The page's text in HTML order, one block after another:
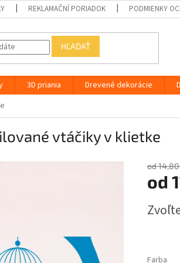
REKLAMAČNÍ PORIADOK PODMIENKY
HĽADAŤ
3D priania Drevené dekorácie
vtáčiky v klietke
od
od
cena:
Farba